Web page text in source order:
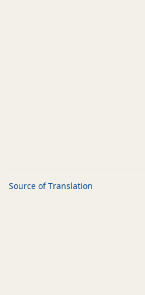
Source of Translation